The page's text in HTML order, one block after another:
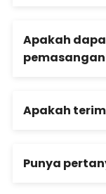
Apakah
Apakah
Punya